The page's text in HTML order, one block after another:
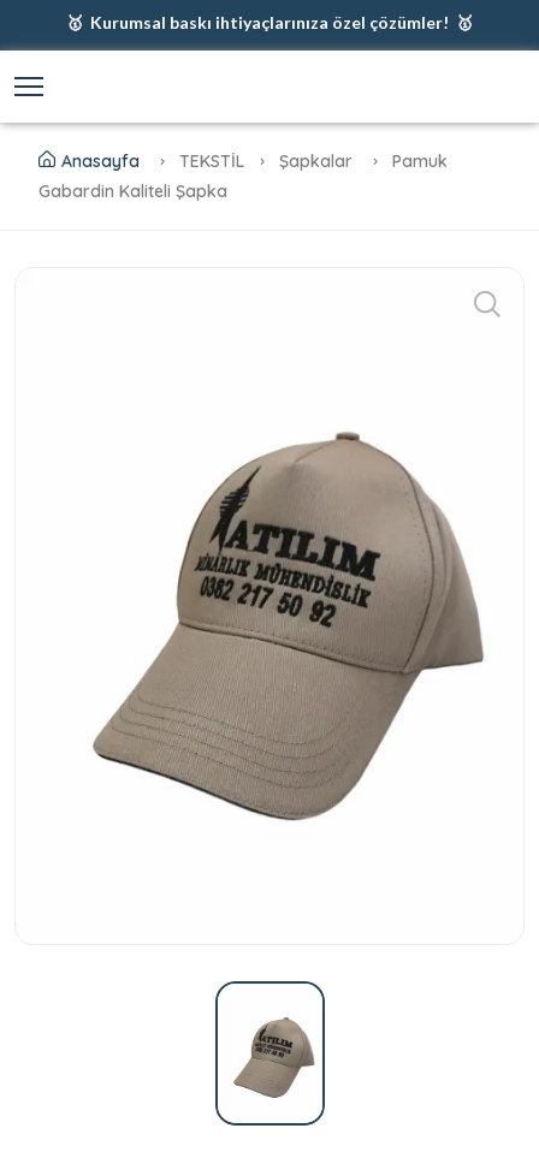
🥇 Kurumsal baskı ihtiyaçlarınıza özel çözümler! 🥇
🥇 Fiyatlarımıza baskı ve kargo dahildir! 🥇
Anasayfa TEKSTİL Şapkalar
Pamuk
Gabardin Kaliteli Şapka